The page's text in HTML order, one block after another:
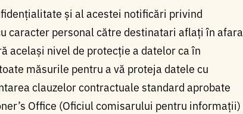
și al acestei notificări privind
caracter personal către destinatari aflați în afara
același nivel de protecție a datelor ca în
măsurile pentru a vă proteja datele cu
clauzelor contractuale standard aprobate
Office (Oficiul comisarului pentru informații)